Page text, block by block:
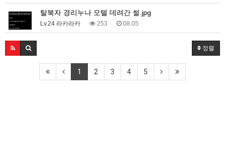
탈북자 경리누나 모텔 데려간 썰.jpg
Lv.24 라카라카 253 08.05
정렬
1 2 3 4 5